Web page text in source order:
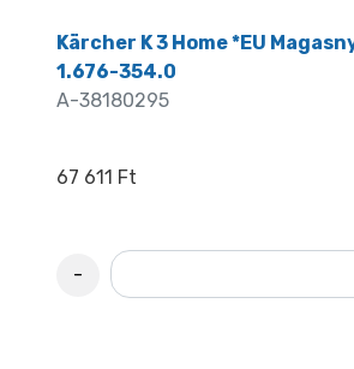
Kärcher K 3 Home *EU
1.676-354.0
A-38180295
67 611 Ft
-